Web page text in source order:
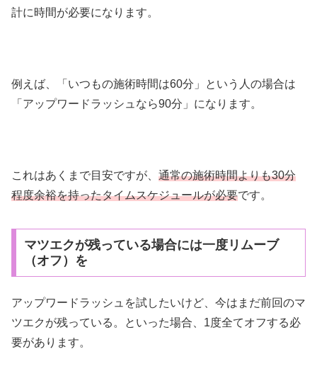
計に時間が必要になります。
例えば、「いつもの施術時間は60分」という人の場合は
「アップワードラッシュなら90分」になります。
これはあくまで目安ですが、 通常の施術時間よりも30分
程度余裕を持ったタイムスケジュールが必要です。
マツエクが残っている場合には一度リムーブ
（オフ）を
アップワードラッシュを試したいけど、今はまだ前回のマ
ツエクが残っている。といった場合、1度全てオフする必
要があります。